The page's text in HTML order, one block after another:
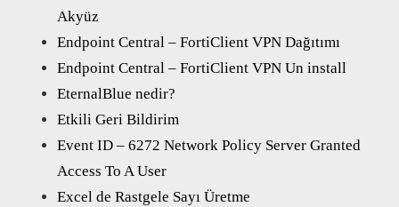
Akyüz
Endpoint Central – FortiClient VPN Dağıtımı
Endpoint Central – FortiClient VPN Un install
EternalBlue nedir?
Etkili Geri Bildirim
Event ID – 6272 Network Policy Server Granted
Access To A User
Excel de Rastgele Sayı Üretme